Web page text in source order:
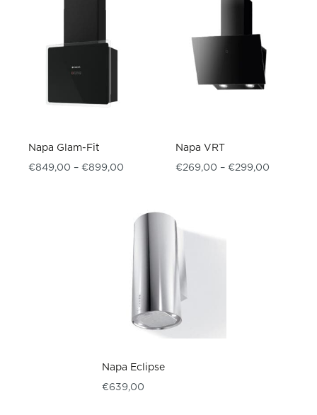
Napa Glam-Fit
€849,00 – €899,00 Raspon cijena: od €849,00 do €899,00
Napa VRT
€269,00 – €299,00
Napa Eclipse
€639,00